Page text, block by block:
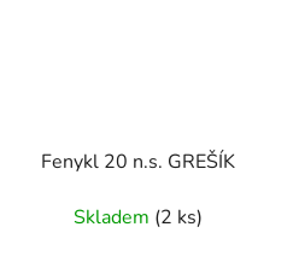
Fenykl 20 n.s. GREŠÍK
Skladem (2 ks)